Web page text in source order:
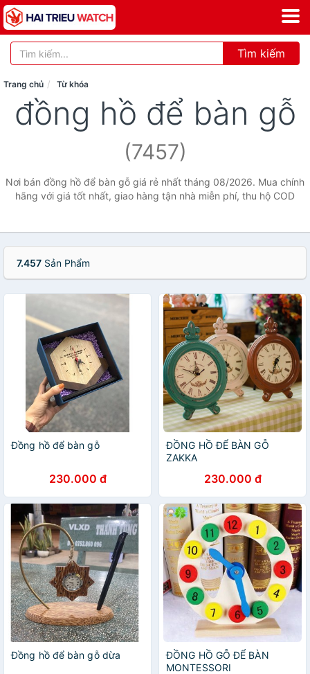
Tìm kiếm
Trang chủ Từ khóa
đồng hồ để bàn gỗ
(7457)
Nơi bán đồng hồ để bàn gỗ giá rẻ nhất tháng 08/2026. Mua chính
hãng với giá tốt nhất, giao hàng tận nhà miễn phí, thu hộ COD
7.457 Sản Phẩm
Đồng hồ để bàn gỗ
230.000 đ
ĐỒNG HỒ ĐỂ BÀN GỖ
ZAKKA
230.000 đ
Đồng hồ để bàn gỗ dừa
ĐỒNG HỒ GỖ ĐỂ BÀN
MONTESSORI